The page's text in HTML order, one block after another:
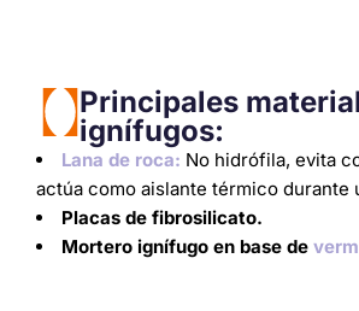
Principales
ignífugos:
Lana de roca: No hidrófila, evita
actúa como aislante térmico durante
Placas de fibrosilicato.
Mortero ignífugo en base de